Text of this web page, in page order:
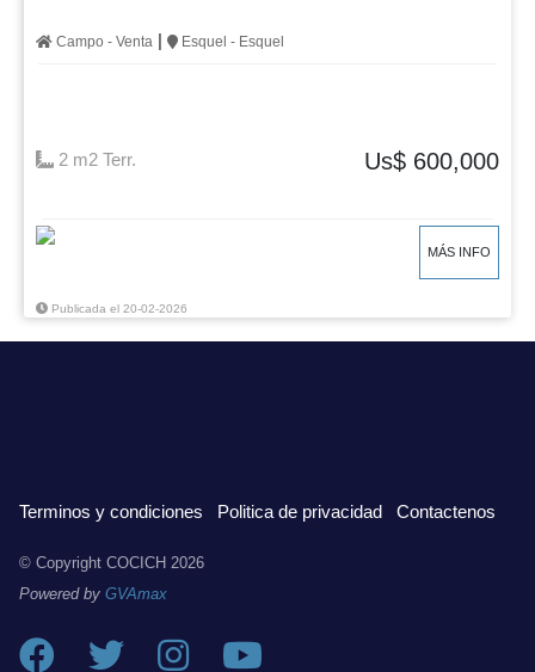
Campo - Venta | Esquel - Esquel
2 m2 Terr. Us$ 600,000
MÁS INFO
Publicada el 20-02-2026
Terminos y condiciones Politica de privacidad Contactenos
© Copyright COCICH 2026
Powered by GVAmax